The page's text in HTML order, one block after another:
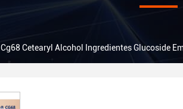
Cg68 Cetearyl Alcohol Ingredientes Glucoside